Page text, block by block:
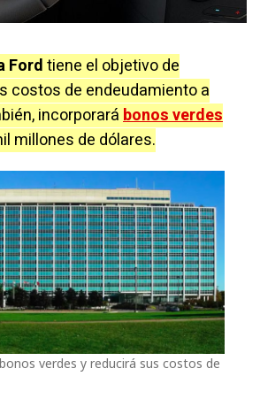
Fordtiene el objetivo de
costos de endeudamiento a
incorporarábonos verdes
millones de dólares.
verdes y reducirá sus costos de